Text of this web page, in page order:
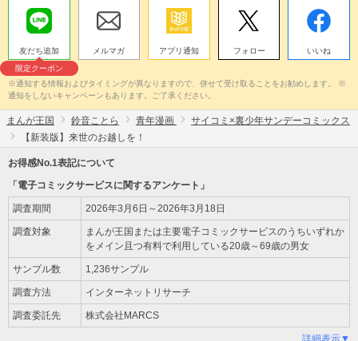
友だち追加
限定クーポン
メルマガ アプリ通知 フォロー いいね
※通知する情報およびタイミングが異なりますので、併せて受け取ることをお勧めします。 ※
通知をしないキャンペーンもあります。ご了承ください。
まんが王国 鈴音ことら 青年漫画
サイコミ×裏少年サンデーコミックス
【新装版】来世のお越しを！
お得感No.1表記について
「電子コミックサービスに関するアンケート」
調査期間 2026年3月6日～2026年3月18日
調査対象
まんが王国または主要電子コミックサービスのうちいずれか
をメイン且つ有料で利用している20歳～69歳の男女
サンプル数 1,236サンプル
調査方法 インターネットリサーチ
調査委託先 株式会社MARCS
詳細表示▼